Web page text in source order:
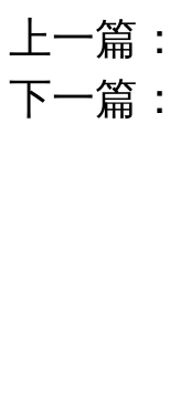
上一篇：
下一篇：